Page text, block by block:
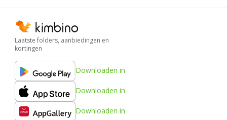
Laatste folders, aanbiedingen en
kortingen
Downloaden in
Downloaden in
Downloaden in